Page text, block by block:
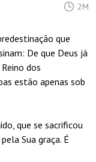
2M
que
De que Deus já
dos
estão apenas sob
que se sacrificou
Sua graça. É